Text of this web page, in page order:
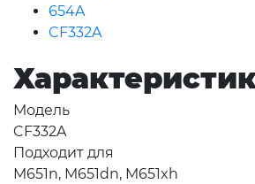
654A
CF332A
Модель
CF332A
Подходит для
M651n, M651dn, M651xh